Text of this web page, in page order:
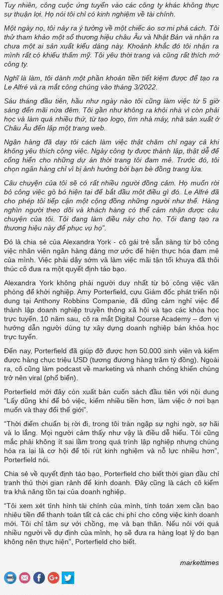
Tuy nhiên, công cuộc ứng tuyển vào các công ty khác không thực
sự thuận lợi. Họ nói tôi chỉ có kinh nghiệm về tài chính.
Một ngày nọ, tôi nảy ra ý tưởng về một chiếc áo sơ mi phá cách. Tôi
thử tham khảo một số thương hiệu châu Âu và Nhật Bản và nhận ra
chưa một ai sản xuất kiểu dáng này. Khoảnh khắc đó tôi nhận ra
mình rất có khiếu thẩm mỹ. Tôi yêu thời trang và cũng rất thích mở
công ty.
Nghĩ là làm, tôi dành một phần khoản tiền tiết kiệm được để tạo ra
Le Alfré và ra mắt công chúng vào tháng 3/2022.
Sáu tháng đầu tiên, hầu như ngày nào tôi cũng làm việc từ 5 giờ
sáng đến mãi nửa đêm. Tôi gần như không ra khỏi nhà vì còn phải
học và làm quá nhiều thứ, từ tạo logo, tìm nhà máy, nhà sản xuất ở
Châu Âu đến lập một trang web.
Ngân hàng đã dạy tôi cách làm việc thật chăm chỉ ngay cả khi
không yêu thích công việc. Ngày công ty được thành lập, thật dễ để
cống hiến cho những dự án thời trang tôi đam mê. Trước đó, tôi
chọn ngân hàng chỉ vì bị ảnh hưởng bởi bạn bè đồng trang lứa.
Câu chuyện của tôi sẽ có rất nhiều người đồng cảm. Họ muốn rời
bỏ công việc gò bó hiện tại để bắt đầu một điều gì đó. Le Alfré đã
cho phép tôi tiếp cận một cộng đồng những người như thế. Hàng
nghìn người theo dõi và khách hàng có thể cảm nhận được câu
chuyện của tôi. Tôi đang làm điều này cho họ. Tôi đang tạo ra
thương hiệu này để phục vụ họ”.
Đó là chia sẻ của Alexandra York - cô gái trẻ sẵn sàng từ bỏ công
việc nhân viên ngân hàng đáng mơ ước để hiện thực hóa đam mê
của mình. Việc phải dậy sớm và làm việc mãi tận tối khuya đã thôi
thúc cô đưa ra một quyết định táo bạo.
Alexandra York không phải người duy nhất từ bỏ công việc văn
phòng để khởi nghiệp. Amy Porterfield, cựu Giám đốc phát triển nội
dung tại Anthony Robbins Companie, đã dũng cảm nghỉ việc để
thành lập doanh nghiệp truyền thông xã hội và tạo các khóa học
trực tuyến. 10 năm sau, cô ra mắt Digital Course Academy – đơn vị
hướng dẫn người dùng tự xây dựng doanh nghiệp bán khóa học
trực tuyến.
Đến nay, Porterfield đã giúp đỡ được hơn 50.000 sinh viên và kiếm
được hàng chục triệu USD (tương đương hàng trăm tỷ đồng). Ngoài
ra, cô cũng làm podcast về marketing và nhanh chóng khiến chúng
trở nên viral (phổ biến).
Porterfield mới đây còn xuất bản cuốn sách đầu tiên với nội dung
“Lấy dũng khí để bỏ việc, kiếm nhiều tiền hơn, làm việc ở nơi bạn
muốn và thay đổi thế giới”.
“Thời điểm chuẩn bị rời đi, trong tôi tràn ngập sự nghi ngờ, sợ hãi
và lo lắng. Mọi người cảm thấy như vậy là điều dễ hiểu. Tôi cũng
mắc phải không ít sai lầm trong quá trình lập nghiệp nhưng chúng
hóa ra lại là cơ hội để tôi rút kinh nghiệm và nỗ lực nhiều hơn”,
Porterfield nói.
Chia sẻ về quyết định táo bạo, Porterfield cho biết thời gian đầu chỉ
tranh thủ thời gian rảnh để kinh doanh. Đây cũng là cách cô kiểm
tra khả năng tồn tại của doanh nghiệp.
“Tôi xem xét tình hình tài chính của mình, tính toán xem cần bao
nhiêu tiền để thanh toán tất cả các chi phí cho công việc kinh doanh
mới. Tôi chỉ tâm sự với chồng, mẹ và bạn thân. Nếu nói với quá
nhiều người về dự định của mình, họ sẽ đưa ra hàng loạt lý do bạn
không nên thực hiện”, Porterfield cho biết.
markettimes